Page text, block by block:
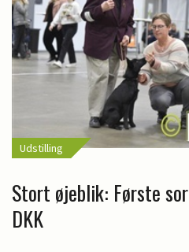
Udstilling
Stort øjeblik: Første
DKK